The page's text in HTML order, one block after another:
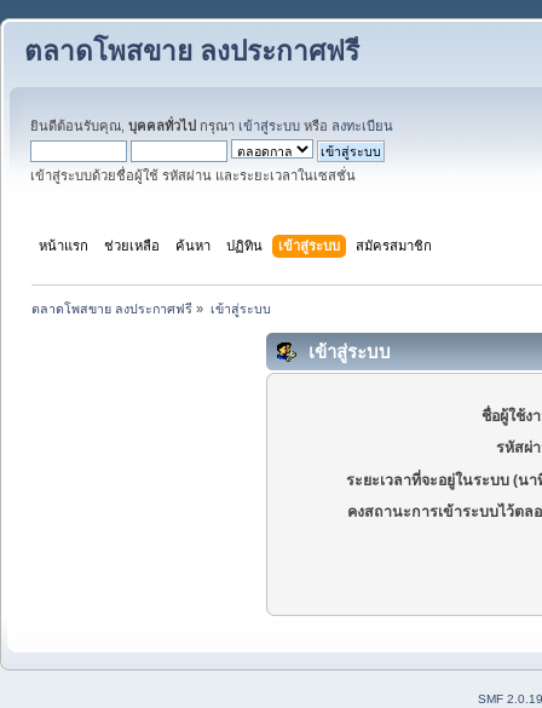
ตลาดโพสขาย ลงประกาศฟรี
ยินดีต้อนรับคุณ, บุคคลทั่วไป กรุณา เข้าสู่ระบบ หรือ ลงทะเบียน
เข้าสู่ระบบด้วยชื่อผู้ใช้ รหัสผ่าน และระยะเวลาในเซสชั่น
หน้าแรก ช่วยเหลือ ค้นหา ปฏิทิน เข้าสู่ระบบ สมัครสมาชิก
ตลาดโพสขาย ลงประกาศฟรี » เข้าสู่ระบบ
เข้าสู่ระบบ
ชื่อผู้ใช้ง
รหัสผ่
ระยะเวลาที่จะอยู่ในระบบ (นา
คงสถานะการเข้าระบบไว้ตล
SMF 2.0.19